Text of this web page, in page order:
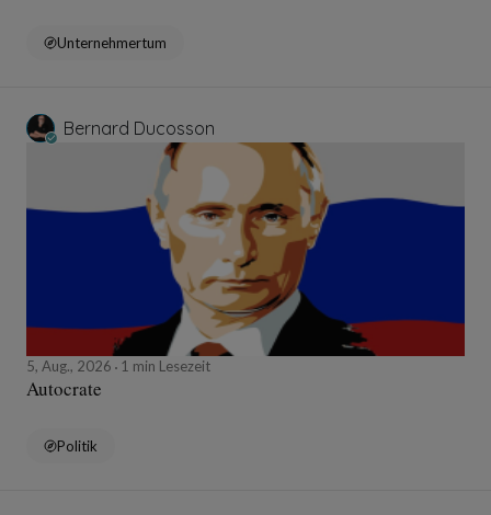
Unternehmertum
Bernard Ducosson
5, Aug., 2026 1 min Lesezeit
Autocrate
Politik